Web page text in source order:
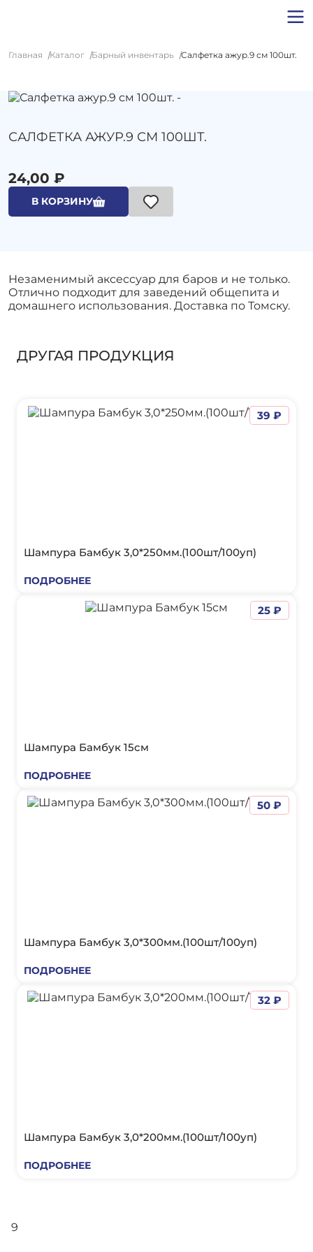
Главная Каталог Барный инвентарь Салфетка ажур.9 см 100шт.
САЛФЕТКА АЖУР.9 СМ 100ШТ.
24,00 ₽
В КОРЗИНУ
Незаменимый аксессуар для баров и не только.
Отлично подходит для заведений общепита и
домашнего использования. Доставка по Томску.
ДРУГАЯ ПРОДУКЦИЯ
Шампура Бамбук 3,0*250мм.(100шт/100уп)
ПОДРОБНЕЕ
39 ₽
Шампура Бамбук 15см
ПОДРОБНЕЕ
25 ₽
Шампура Бамбук 3,0*300мм.(100шт/100уп)
ПОДРОБНЕЕ
50 ₽
Шампура Бамбук 3,0*200мм.(100шт/100уп)
ПОДРОБНЕЕ
32 ₽
9